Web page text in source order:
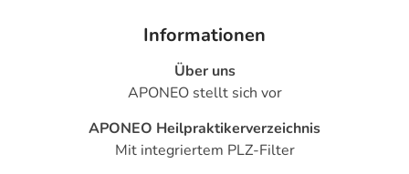
Informationen
Über uns
APONEO stellt sich vor
APONEO Heilpraktikerverzeichnis
Mit integriertem PLZ-Filter